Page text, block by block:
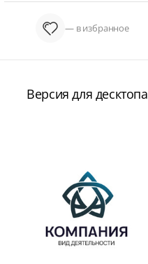
— в избранное
Версия для десктопа